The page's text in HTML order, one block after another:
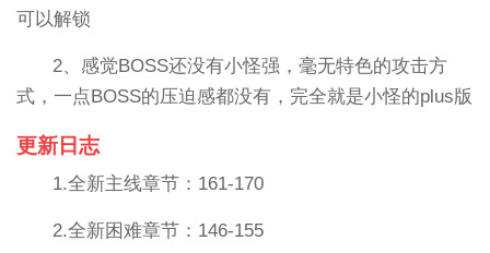
可以解锁
2、感觉BOSS还没有小怪强，毫无特色的攻击方
式，一点BOSS的压迫感都没有，完全就是小怪的plus版
更新日志
1.全新主线章节：161-170
2.全新困难章节：146-155